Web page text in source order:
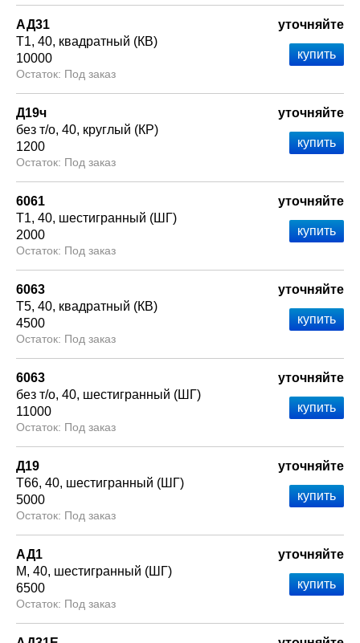
АД31
Т1 40 квадратный (КВ)
10000
Под заказ
уточняйте
Д19ч
без т/о 40 круглый (КР)
1200
Под заказ
уточняйте
6061
Т1 40 шестигранный (ШГ)
2000
Под заказ
уточняйте
6063
Т5 40 квадратный (КВ)
4500
Под заказ
уточняйте
6063
без т/о 40 шестигранный (ШГ)
11000
Под заказ
уточняйте
Д19
Т66 40 шестигранный (ШГ)
5000
Под заказ
уточняйте
АД1
М 40 шестигранный (ШГ)
6500
Под заказ
уточняйте